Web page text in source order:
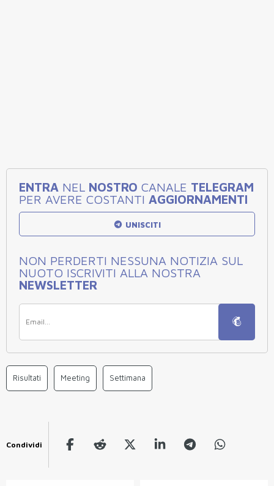
ENTRA NEL NOSTRO CANALE TELEGRAM
PER AVERE COSTANTI AGGIORNAMENTI
UNISCITI
NON PERDERTI NESSUNA NOTIZIA SUL
NUOTO ISCRIVITI ALLA NOSTRA
NEWSLETTER
Risultati Meeting Settimana
Condividi